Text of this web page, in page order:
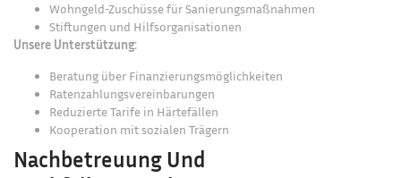
Wohngeld-Zuschüsse für Sanierungsmaßnahmen
Stiftungen und Hilfsorganisationen
Unsere Unterstützung:
Beratung über Finanzierungsmöglichkeiten
Ratenzahlungsvereinbarungen
Reduzierte Tarife in Härtefällen
Kooperation mit sozialen Trägern
Nachbetreuung Und